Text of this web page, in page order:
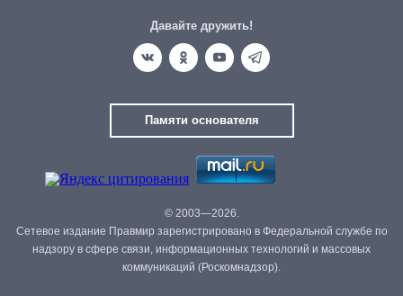
Давайте дружить!
Памяти основателя
© 2003—2026.
Сетевое издание Правмир зарегистрировано в Федеральной службе по
надзору в сфере связи, информационных технологий и массовых
коммуникаций (Роскомнадзор).